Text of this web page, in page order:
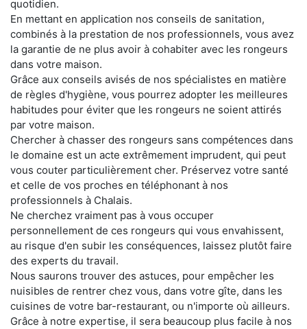
quotidien.
En mettant en application nos conseils de sanitation,
combinés à la prestation de nos professionnels, vous avez
la garantie de ne plus avoir à cohabiter avec les rongeurs
dans votre maison.
Grâce aux conseils avisés de nos spécialistes en matière
de règles d'hygiène, vous pourrez adopter les meilleures
habitudes pour éviter que les rongeurs ne soient attirés
par votre maison.
Chercher à chasser des rongeurs sans compétences dans
le domaine est un acte extrêmement imprudent, qui peut
vous couter particulièrement cher. Préservez votre santé
et celle de vos proches en téléphonant à nos
professionnels à Chalais.
Ne cherchez vraiment pas à vous occuper
personnellement de ces rongeurs qui vous envahissent,
au risque d'en subir les conséquences, laissez plutôt faire
des experts du travail.
Nous saurons trouver des astuces, pour empêcher les
nuisibles de rentrer chez vous, dans votre gîte, dans les
cuisines de votre bar-restaurant, ou n'importe où ailleurs.
Grâce à notre expertise, il sera beaucoup plus facile à nos